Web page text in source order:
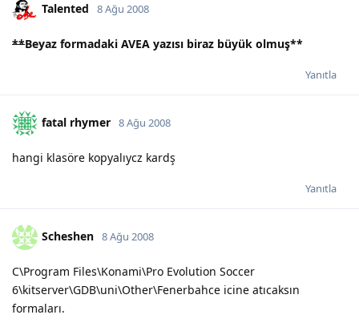
Talented 8 Ağu 2008
**Beyaz formadaki AVEA yazısı biraz büyük olmuş**
Yanıtla
fatal rhymer 8 Ağu 2008
hangi klasöre kopyalıycz kardş
Yanıtla
Scheshen 8 Ağu 2008
C\Program Files\Konami\Pro Evolution Soccer
6\kitserver\GDB\uni\Other\Fenerbahce icine atıcaksın
formaları.